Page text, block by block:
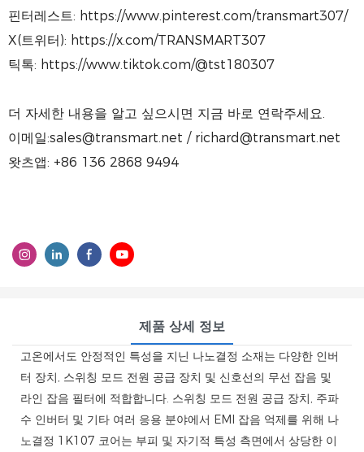
핀터레스트: https://www.pinterest.com/transmart307/
X(트위터): https://x.com/TRANSMART307
틱톡: https://www.tiktok.com/@tst180307
더 자세한 내용을 알고 싶으시면 지금 바로 연락주세요.
이메일:sales@transmart.net / richard@transmart.net
왓츠앱: +86 136 2868 9494
제품 상세 정보
고온에서도 안정적인 특성을 지닌 나노결정 소재는 다양한 인버
터 장치, 스위칭 모드 전원 공급 장치 및 신호선의 무선 잡음 및
라인 잡음 필터에 적합합니다. 스위칭 모드 전원 공급 장치, 주파
수 인버터 및 기타 여러 응용 분야에서 EMI 잡음 억제를 위해 나
노결정 1K107 코어는 부피 및 자기적 특성 측면에서 상당한 이